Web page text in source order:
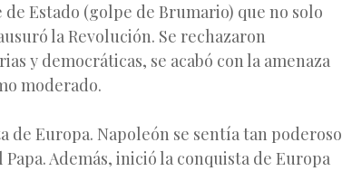
Estado (golpe de Brumario) que no solo
la Revolución. Se rechazaron
y democráticas, se acabó con la amenaza
moderado.
de Europa. Napoleón se sentía tan poderoso
Además, inició la conquista de Europa